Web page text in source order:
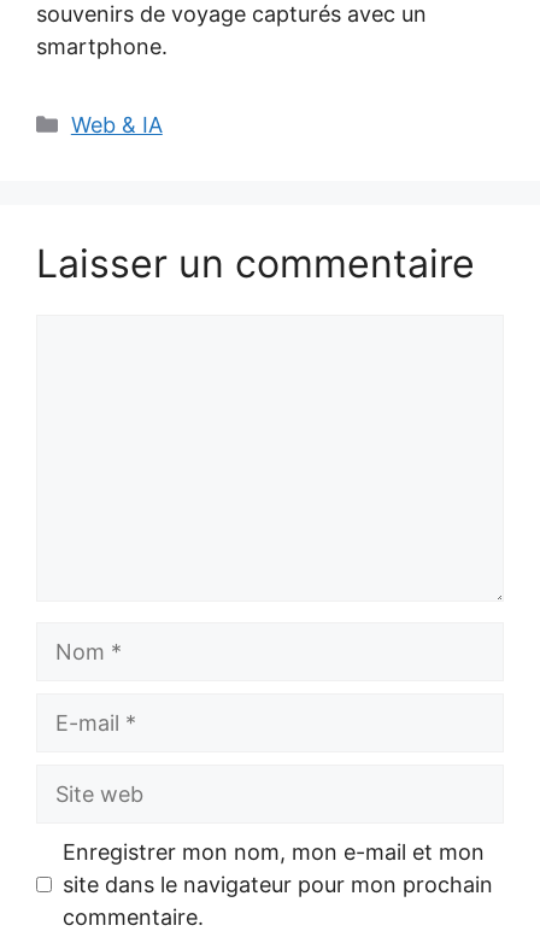
souvenirs de voyage capturés avec un
smartphone.
Catégories
Web & IA
Laisser un commentaire
Site
Enregistrer mon nom, mon e-mail et mon
site dans le navigateur pour mon prochain
commentaire.